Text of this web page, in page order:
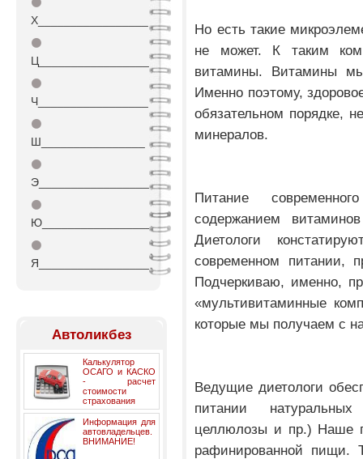
Х_________________
⚫
Ц_________________
⚫
Ч_________________
⚫
Ш________________
⚫
Э_________________
⚫
Ю_________________
⚫
Я_________________
Автоликбез
Калькулятор
ОСАГО и КАСКО
- расчет
стоимости
страхования
Информация для
автовладельцев.
ВНИМАНИЕ!
Но есть такие
не может. К таким
витамины. Витамины
Именно поэтому,
обязательном порядке,
минералов.
Питание
содержанием
Диетологи
современном питании,
Подчеркиваю, именно,
«мультивитаминные
которые мы получаем с
Ведущие диетологи
питании
целлюлозы и пр.) Наше
рафинированной пищи.